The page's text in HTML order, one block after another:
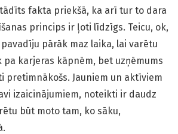
fakta priekšā, ka arī tur to dara
princips ir ļoti līdzīgs. Teicu, ok,
pārāk maz laika, lai varētu
pa karjeras kāpnēm, bet uzņēmums
pretimnākošs. Jauniem un aktīviem
izaicinājumiem, noteikti ir daudz
būt moto tam, ko sāku,